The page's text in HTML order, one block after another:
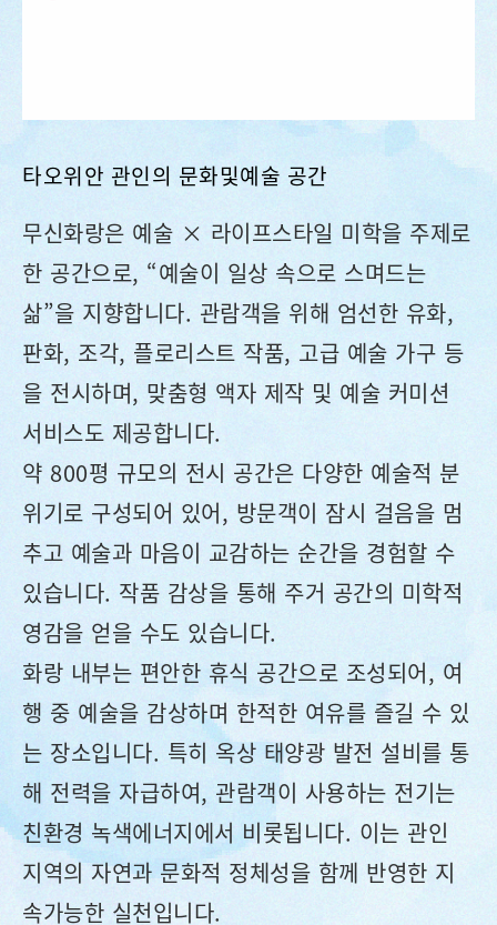
타오위안 관인의 문화및예술 공간
무신화랑은 예술 × 라이프스타일 미학을 주제로
한 공간으로, “예술이 일상 속으로 스며드는
삶”을 지향합니다. 관람객을 위해 엄선한 유화,
판화, 조각, 플로리스트 작품, 고급 예술 가구 등
을 전시하며, 맞춤형 액자 제작 및 예술 커미션
서비스도 제공합니다.
약 800평 규모의 전시 공간은 다양한 예술적 분
위기로 구성되어 있어, 방문객이 잠시 걸음을 멈
추고 예술과 마음이 교감하는 순간을 경험할 수
있습니다. 작품 감상을 통해 주거 공간의 미학적
영감을 얻을 수도 있습니다.
화랑 내부는 편안한 휴식 공간으로 조성되어, 여
행 중 예술을 감상하며 한적한 여유를 즐길 수 있
는 장소입니다. 특히 옥상 태양광 발전 설비를 통
해 전력을 자급하여, 관람객이 사용하는 전기는
친환경 녹색에너지에서 비롯됩니다. 이는 관인
지역의 자연과 문화적 정체성을 함께 반영한 지
속가능한 실천입니다.